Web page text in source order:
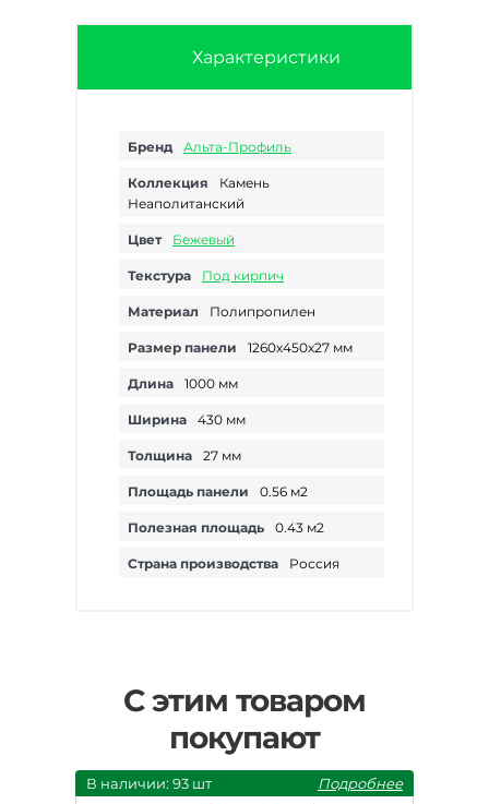
Характеристики
Бренд Альта-Профиль
Коллекция
Камень
Неаполитанский
Цвет Бежевый
Текстура Под кирпич
Материал Полипропилен
Размер панели 1260х450х27 мм
Длина 1000 мм
Ширина 430 мм
Толщина 27 мм
Площадь панели 0.56 м2
Полезная площадь 0.43 м2
Страна производства Россия
С этим товаром
покупают
В наличии: 93 шт Подробнее